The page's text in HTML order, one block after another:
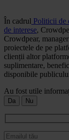
În cadrul Politicii de
de interese,
Crowdpear,
proiectele de pe
clienții altor
suplimentare,
disponibile
Au fost utile
Da Nu